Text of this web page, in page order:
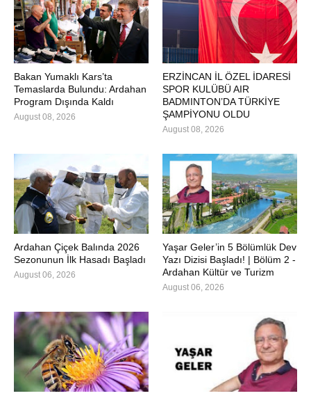
Bakan Yumaklı Kars’ta
Temaslarda Bulundu: Ardahan
Program Dışında Kaldı
August 08, 2026
ERZİNCAN İL ÖZEL İDARESİ
SPOR KULÜBÜ AIR
BADMINTON’DA TÜRKİYE
ŞAMPİYONU OLDU
August 08, 2026
Ardahan Çiçek Balında 2026
Sezonunun İlk Hasadı Başladı
August 06, 2026
Yaşar Geler’in 5 Bölümlük Dev
Yazı Dizisi Başladı! | Bölüm 2 -
Ardahan Kültür ve Turizm
August 06, 2026